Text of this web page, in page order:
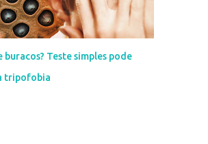
buracos? Teste simples pode
tripofobia